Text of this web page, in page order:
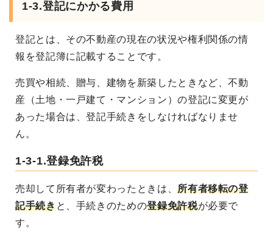
1-3.登記にかかる費用
登記とは、その不動産の現在の状況や権利関係の情
報を登記簿に記載することです。
売買や相続、贈与、建物を新築したときなど、不動
産（土地・一戸建て・マンション）の登記に変更が
あった場合は、登記手続きをしなければなりませ
ん。
1-3-1.登録免許税
売却して所有者が変わったときは、所有者移転の登
記手続きと、手続きのための登録免許税が必要で
す。